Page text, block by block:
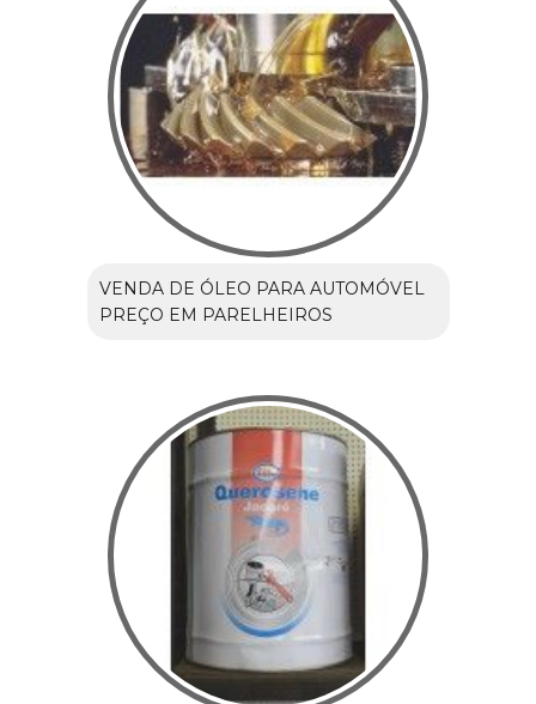
VENDA DE ÓLEO PARA AUTOMÓVEL
PREÇO EM PARELHEIROS